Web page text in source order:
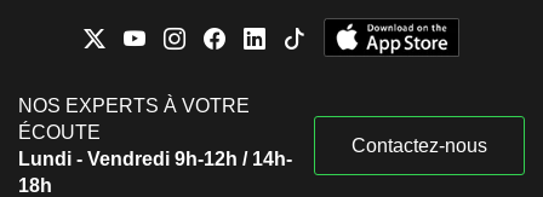
NOS EXPERTS À VOTRE
ÉCOUTE
Lundi - Vendredi 9h-12h / 14h-
18h
Contactez-nous